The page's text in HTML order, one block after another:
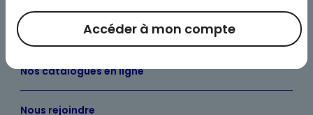
Parrainage
Nos catalogues en ligne
Nous rejoindre
Accéder à mon compte